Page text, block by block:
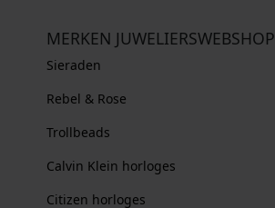
MERKEN JUWELIERSWEBSHOP
Sieraden
Rebel & Rose
Trollbeads
Calvin Klein horloges
Citizen horloges